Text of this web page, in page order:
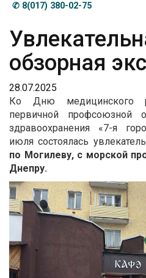
✆ 8(017) 380-02-75
обзорная
28.07.2025
Ко Дню медицинского
первичной профсоюзной
здравоохранения «7-я
июля состоялась
по Могилеву, с морской
Днепру.